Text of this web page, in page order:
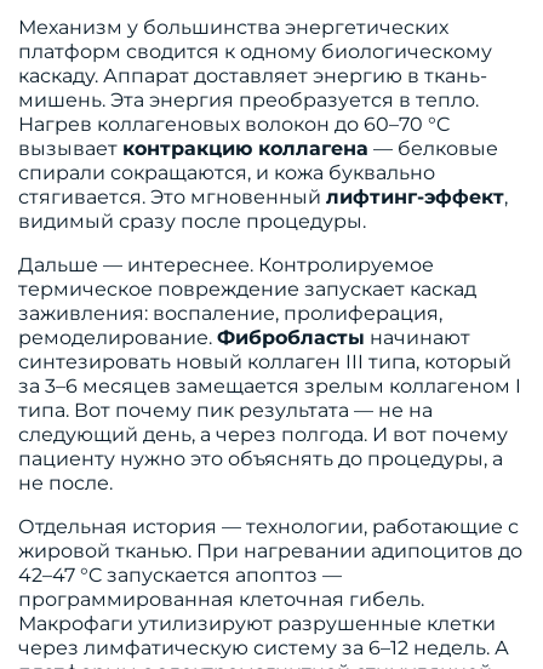
Механизм у большинства энергетических
платформ сводится к одному биологическому
каскаду. Аппарат доставляет энергию в ткань-
мишень. Эта энергия преобразуется в тепло.
Нагрев коллагеновых волокон до 60–70 °C
вызывает контракцию коллагена — белковые
спирали сокращаются, и кожа буквально
стягивается. Это мгновенный лифтинг-эффект,
видимый сразу после процедуры.
Дальше — интереснее. Контролируемое
термическое повреждение запускает каскад
заживления: воспаление, пролиферация,
ремоделирование. Фибробласты начинают
синтезировать новый коллаген III типа, который
за 3–6 месяцев замещается зрелым коллагеном I
типа. Вот почему пик результата — не на
следующий день, а через полгода. И вот почему
пациенту нужно это объяснять до процедуры, а
не после.
Отдельная история — технологии, работающие с
жировой тканью. При нагревании адипоцитов до
42–47 °C запускается апоптоз —
программированная клеточная гибель.
Макрофаги утилизируют разрушенные клетки
через лимфатическую систему за 6–12 недель. А